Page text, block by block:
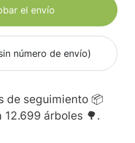
el envío
número de envío)
de seguimiento 📦
12.699 árboles 🌳.